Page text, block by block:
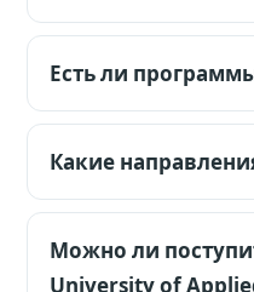
Да. Fontys -
обучение больше
проектах и
траектории.
Есть ли
Да, но не любая
Перед подачей
конкретного
Какие
Основные сильные
международных
marketing, IT,
Можно ли
University of